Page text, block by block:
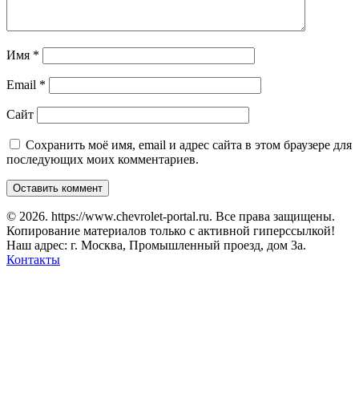
Имя *
Email *
Сайт
Сохранить моё имя, email и адрес сайта в этом браузере для
последующих моих комментариев.
© 2026. https://www.chevrolet-portal.ru. Все права защищены.
Копирование материалов только с активной гиперссылкой!
Наш адрес: г. Москва, Промышленный проезд, дом 3а.
Контакты